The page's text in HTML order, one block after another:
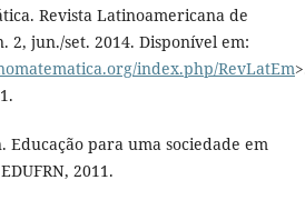
Revista Latinoamericana de
2, jun./set. 2014. Disponível em:
index.php/RevLatEm
Educação para uma sociedade em
2011.